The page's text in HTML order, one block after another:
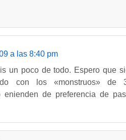
a las 8:40 pm
un poco de todo. Espero que
con los «monstruos»
enienden de preferencia de